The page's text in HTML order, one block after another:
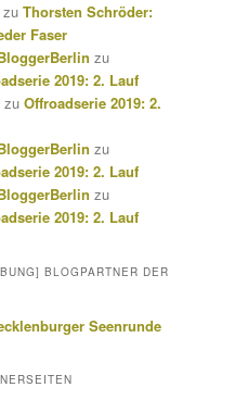
zu Thorsten Schröder:
Faser
zu
2019: 2. Lauf
zu Offroadserie 2019: 2.
zu
2019: 2. Lauf
zu
2019: 2. Lauf
BLOGPARTNER DER